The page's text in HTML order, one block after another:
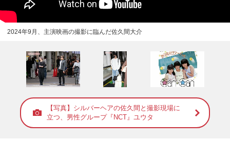
2024年9月、主演映画の撮影に臨んだ佐久間大介
【写真】シルバーヘアの佐久間と撮影現場に
立つ、男性グループ『NCT』ユウタ